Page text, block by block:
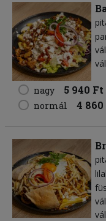
nagy 5 940 Ft
normál 4